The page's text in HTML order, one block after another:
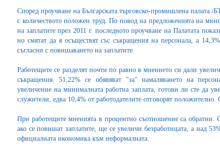
Според проучване на Българската търговско-промишлена палата /
с количеството положен труд. По повод на предложенията на
на заплатите през 2011 г. последното проучване на Палатата
но смятат да я осъществят със съкращения на персонала, а
съгласни с повишаването на заплатите.
Работещите се разделят почти по равно в мнението си дали
съкращения. 51,22% се обявяват "за" намаляването на
увеличение на минималната работна заплата, готови ли сте да
служители, едва 10,4% от работодателите отговорят
При работещите мненията в процентно съотношение са обратни.
ако се повишат заплатите, ще се увеличи безработицата, а над
официалната икономика към неформалната.